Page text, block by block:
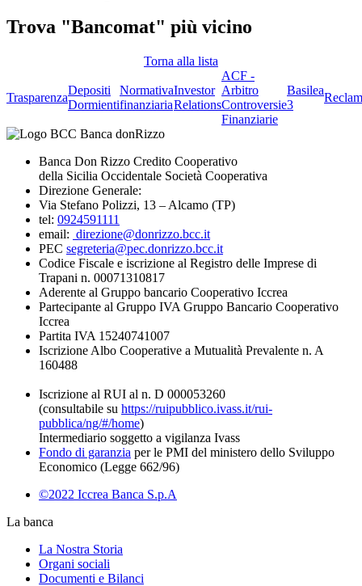
Trova "Bancomat" più vicino
Torna alla lista
Trasparenza
Depositi
Dormienti
Normativa
finanziaria
Investor
Relations
ACF -
Arbitro
Controversie
Finanziarie
Basilea
3
Banca Don Rizzo Credito Cooperativo
della Sicilia Occidentale Società Cooperativa
Direzione Generale:
Via Stefano Polizzi, 13 – Alcamo (TP)
tel: 0924591111
email: direzione@donrizzo.bcc.it
PEC segreteria@pec.donrizzo.bcc.it
Codice Fiscale e iscrizione al Registro delle Imprese di
Trapani n. 00071310817
Aderente al Gruppo bancario Cooperativo Iccrea
Partecipante al Gruppo IVA Gruppo Bancario Cooperativo
Iccrea
Partita IVA 15240741007
Iscrizione Albo Cooperative a Mutualità Prevalente n. A
160488
Iscrizione al RUI al n. D 000053260
(consultabile su https://ruipubblico.ivass.it/rui-
pubblica/ng/#/home)
Intermediario soggetto a vigilanza Ivass
Fondo di garanzia per le PMI del ministero dello Sviluppo
Economico (Legge 662/96)
©2022 Iccrea Banca S.p.A
La banca
La Nostra Storia
Organi sociali
Documenti e Bilanci